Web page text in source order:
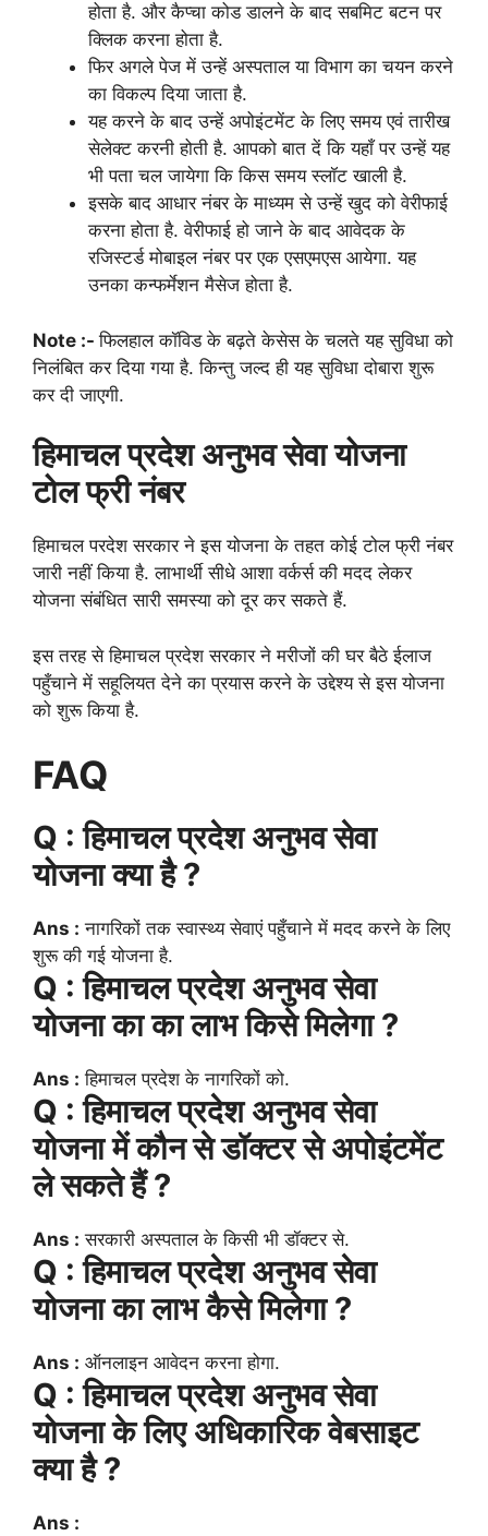
होता है. और कैप्चा कोड डालने के बाद सबमिट बटन पर
क्लिक करना होता है.
फिर अगले पेज में उन्हें अस्पताल या विभाग का चयन करने
का विकल्प दिया जाता है.
यह करने के बाद उन्हें अपोइंटमेंट के लिए समय एवं तारीख
सेलेक्ट करनी होती है. आपको बात दें कि यहाँ पर उन्हें यह
भी पता चल जायेगा कि किस समय स्लॉट खाली है.
इसके बाद आधार नंबर के माध्यम से उन्हें खुद को वेरीफाई
करना होता है. वेरीफाई हो जाने के बाद आवेदक के
रजिस्टर्ड मोबाइल नंबर पर एक एसएमएस आयेगा. यह
उनका कन्फर्मेशन मैसेज होता है.
Note :-फिलहाल कॉविड के बढ़ते केसेस के चलते यह सुविधा को
निलंबित कर दिया गया है. किन्तु जल्द ही यह सुविधा दोबारा शुरू
कर दी जाएगी.
हिमाचल प्रदेश अनुभव सेवा योजना
टोल फ्री नंबर
हिमाचल परदेश सरकार ने इस योजना के तहत कोई टोल फ्री नंबर
जारी नहीं किया है. लाभार्थी सीधे आशा वर्कर्स की मदद लेकर
योजना संबंधित सारी समस्या को दूर कर सकते हैं.
इस तरह से हिमाचल प्रदेश सरकार ने मरीजों की घर बैठे ईलाज
पहुँचाने में सहूलियत देने का प्रयास करने के उद्देश्य से इस योजना
को शुरू किया है.
FAQ
Q : हिमाचल प्रदेश अनुभव सेवा
योजना क्या है ?
Ans : नागरिकों तक स्वास्थ्य सेवाएं पहुँचाने में मदद करने के लिए
शुरू की गई योजना है.
Q : हिमाचल प्रदेश अनुभव सेवा
योजना का का लाभ किसे मिलेगा ?
Ans : हिमाचल प्रदेश के नागरिकों को.
Q : हिमाचल प्रदेश अनुभव सेवा
योजना में कौन से डॉक्टर से अपोइंटमेंट
ले सकते हैं ?
Ans : सरकारी अस्पताल के किसी भी डॉक्टर से.
Q : हिमाचल प्रदेश अनुभव सेवा
योजना का लाभ कैसे मिलेगा ?
Ans : ऑनलाइन आवेदन करना होगा.
Q : हिमाचल प्रदेश अनुभव सेवा
योजना के लिए अधिकारिक वेबसाइट
क्या है ?
Ans :